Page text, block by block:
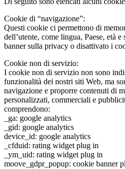
Cookie di “navigazione”:
Questi cookie ci permettono di
dell’utente, come lingua, Paese, età
banner sulla privacy o disattivato i
Cookie non di servizio:
I cookie non di servizio non sono
funzionalità dei nostri siti Web, ma
navigazione e proporre contenuti di
personalizzati, commerciali e
comprendono:
_ga: google analytics
_gid: google analytics
device_id: google analytics
_cfduid: rating widget plug in
_ym_uid: rating widget plug in
moove_gdpr_popup: cookie banner